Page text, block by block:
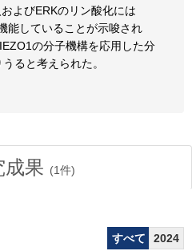
よびERKのリン酸化には
能していることが示唆され
の分子機構を応用した分
ると考えられた。
成果 (1件)
すべて
2024